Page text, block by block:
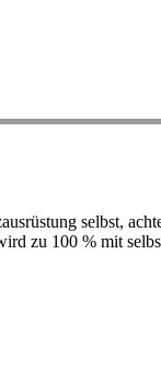
selbst,
zu 100 % mit